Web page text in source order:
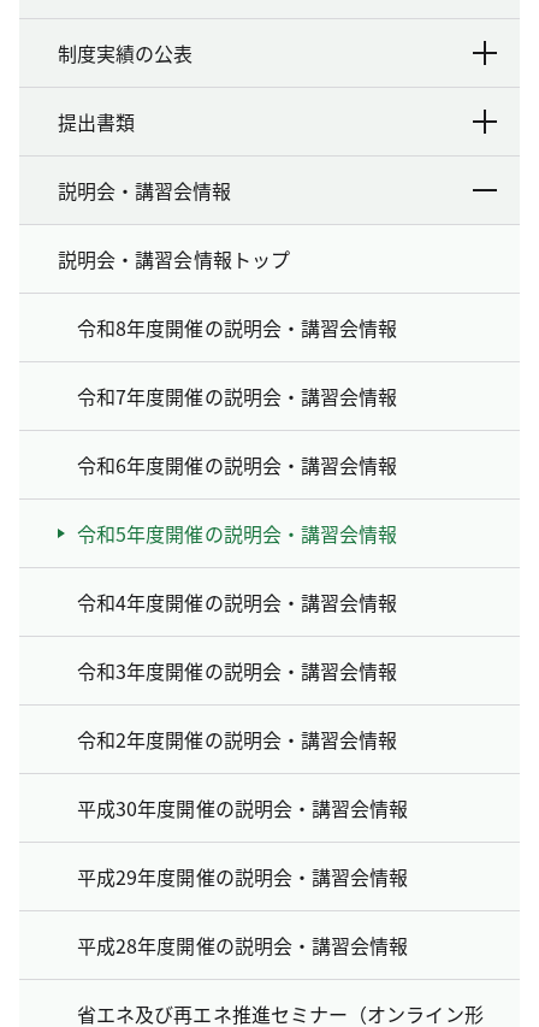
制度実績の公表
提出書類
説明会・講習会情報
説明会・講習会情報トップ
令和8年度開催の説明会・講習会情報
令和7年度開催の説明会・講習会情報
令和6年度開催の説明会・講習会情報
令和5年度開催の説明会・講習会情報
令和4年度開催の説明会・講習会情報
令和3年度開催の説明会・講習会情報
令和2年度開催の説明会・講習会情報
平成30年度開催の説明会・講習会情報
平成29年度開催の説明会・講習会情報
平成28年度開催の説明会・講習会情報
省エネ及び再エネ推進セミナー（オンライン形